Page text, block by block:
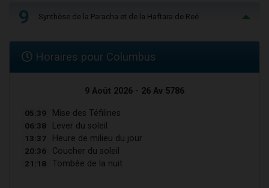
9 Synthèse de la Paracha et de la Haftara de Reé
Horaires pour Columbus
9 Août 2026 - 26 Av 5786
05:39 Mise des Téfilines
06:38 Lever du soleil
13:37 Heure de milieu du jour
20:36 Coucher du soleil
21:18 Tombée de la nuit